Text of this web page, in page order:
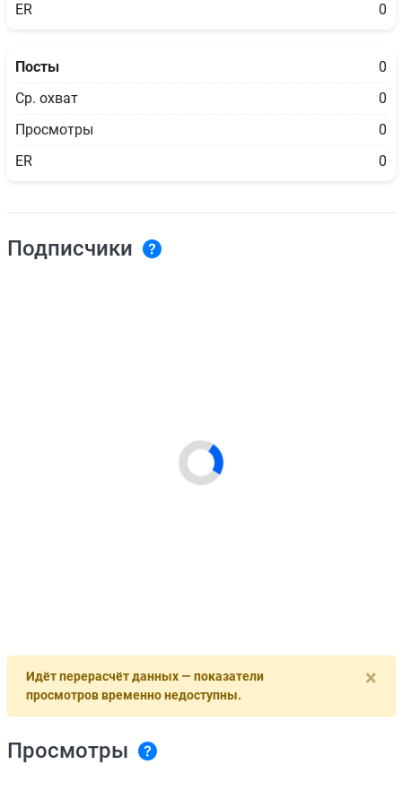
ER 0
Посты
0
Ср. охват
0
Просмотры
0
ER
0
Подписчики
×
Идёт перерасчёт данных — показатели
просмотров временно недоступны.
Просмотры